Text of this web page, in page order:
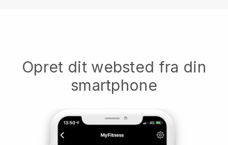
Opret dit websted fra din
smartphone